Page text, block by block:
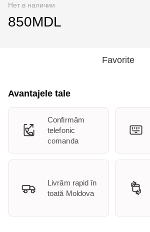
Нет в наличии
850MDL
Favorite
Avantajele tale
Confirmăm
telefonic
comanda
Livrăm rapid în
toată Moldova